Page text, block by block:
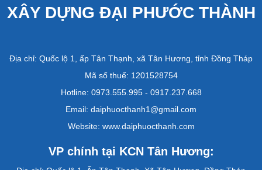
XÂY DỰNG ĐẠI PHƯỚC THÀNH
Địa chỉ: Quốc lộ 1, ấp Tân Thạnh, xã Tân Hương, tỉnh Đồng Tháp
Mã số thuế: 1201528754
Hotline: 0973.555.995 - 0917.237.668
Email: daiphuocthanh1@gmail.com
Website: www.daiphuocthanh.com
VP chính tại KCN Tân Hương: